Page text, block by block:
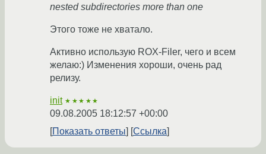
nested subdirectories more than one
Этого тоже не хватало.
Активно использую ROX-Filer, чего и всем
желаю:) Изменения хороши, очень рад
релизу.
init ★★★★★
09.08.2005 18:12:57 +00:00
Показать ответы
Ссылка